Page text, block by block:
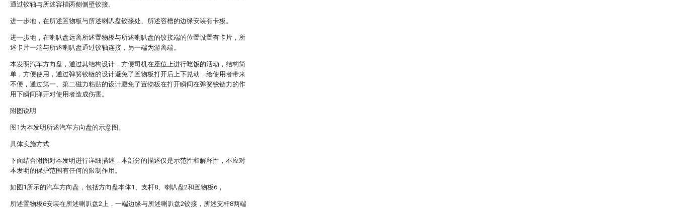
通过铰轴与所述容槽两侧侧壁铰接。
进一步地，在所述置物板与所述喇叭盘铰接处、所述容槽的边缘安装有卡板。
进一步地，在喇叭盘远离所述置物板与所述喇叭盘的铰接端的位置设置有卡片，所
述卡片一端与所述喇叭盘通过铰轴连接，另一端为游离端。
本发明汽车方向盘，通过其结构设计，方便司机在座位上进行吃饭的活动，结构简
单，方便使用，通过弹簧铰链的设计避免了置物板打开后上下晃动，给使用者带来
不便，通过第一、第二磁力粘贴的设计避免了置物板在打开瞬间在弹簧铰链力的作
用下瞬间弹开对使用者造成伤害。
附图说明
图1为本发明所述汽车方向盘的示意图。
具体实施方式
下面结合附图对本发明进行详细描述，本部分的描述仅是示范性和解释性，不应对
本发明的保护范围有任何的限制作用。
如图1所示的汽车方向盘，包括方向盘本体1、支杆8、喇叭盘2和置物板6，
所述置物板6安装在所述喇叭盘2上，一端边缘与所述喇叭盘2铰接，所述支杆8两端